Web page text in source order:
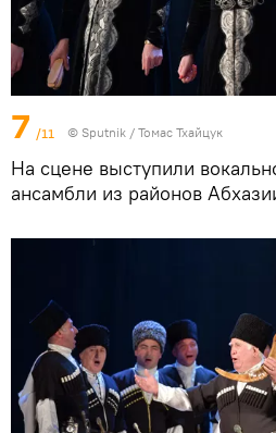
7 /11 © Sputnik / Томас Тхайцук
На сцене выступили
ансамбли из районов